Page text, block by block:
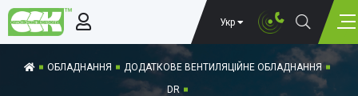
Укр
ОБЛАДНАННЯ
ДОДАТКОВЕ ВЕНТИЛЯЦІЙНЕ ОБЛАДНАННЯ
DR